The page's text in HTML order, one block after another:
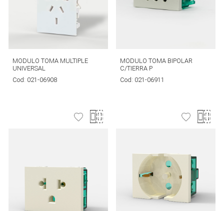
MODULO TOMA MULTIPLE
UNIVERSAL
Cod: 021-06908
MODULO TOMA BIPOLAR
C/TIERRA P
Cod: 021-06911